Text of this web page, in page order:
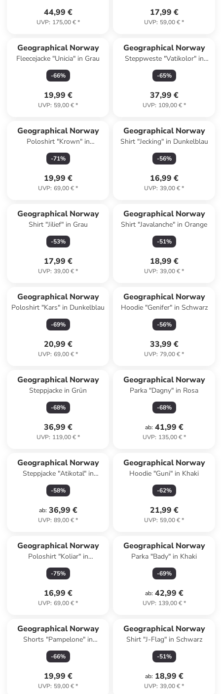
44,99 €
UVP: 175,00 €*
17,99 €
UVP: 59,00 €*
Geographical Norway
Fleecejacke "Unicia" in Grau
-66%
19,99 €
UVP: 59,00 €*
Geographical Norway
Steppweste "Vatikolor" in
Bordeaux
-65%
37,99 €
UVP: 109,00 €*
Geographical Norway
Poloshirt "Krown" in
Dunkelblau
-71%
19,99 €
UVP: 69,00 €*
Geographical Norway
Shirt "Jecking" in Dunkelblau
-56%
16,99 €
UVP: 39,00 €*
Geographical Norway
Shirt "Jilief" in Grau
-53%
17,99 €
UVP: 39,00 €*
Geographical Norway
Shirt "Javalanche" in Orange
-51%
18,99 €
UVP: 39,00 €*
Geographical Norway
Poloshirt "Kars" in Dunkelblau
-69%
20,99 €
UVP: 69,00 €*
Geographical Norway
Hoodie "Genifer" in Schwarz
-56%
33,99 €
UVP: 79,00 €*
Geographical Norway
Steppjacke in Grün
-68%
36,99 €
UVP: 119,00 €*
Geographical Norway
Parka "Dagny" in Rosa
-68%
ab: 41,99 €
UVP: 135,00 €*
Geographical Norway
Steppjacke "Atikotal" in
Dunkelblau
-58%
ab: 36,99 €
UVP: 89,00 €*
Geographical Norway
Hoodie "Guni" in Khaki
-62%
21,99 €
UVP: 59,00 €*
Geographical Norway
Poloshirt "Koliar" in
Dunkelblau
-75%
16,99 €
UVP: 69,00 €*
Geographical Norway
Parka "Bady" in Khaki
-69%
ab: 42,99 €
UVP: 139,00 €*
Geographical Norway
Shorts "Pampelone" in
Dunkelblau
-66%
19,99 €
UVP: 59,00 €*
Geographical Norway
Shirt "J-Flag" in Schwarz
-51%
ab: 18,99 €
UVP: 39,00 €*